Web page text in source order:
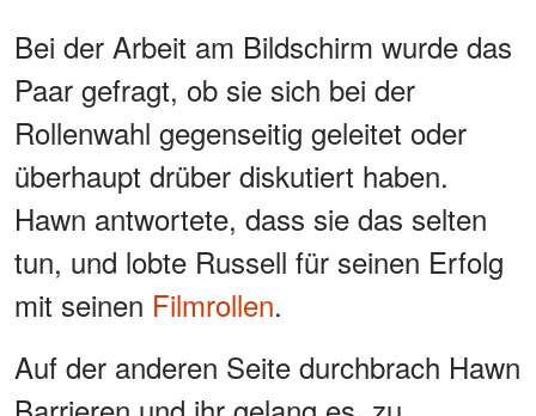
Bei der Arbeit am Bildschirm wurde das
Paar gefragt, ob sie sich bei der
Rollenwahl gegenseitig geleitet oder
überhaupt drüber diskutiert haben.
Hawn antwortete, dass sie das selten
tun, und lobte Russell für seinen Erfolg
mit seinen Filmrollen.
Auf der anderen Seite durchbrach Hawn